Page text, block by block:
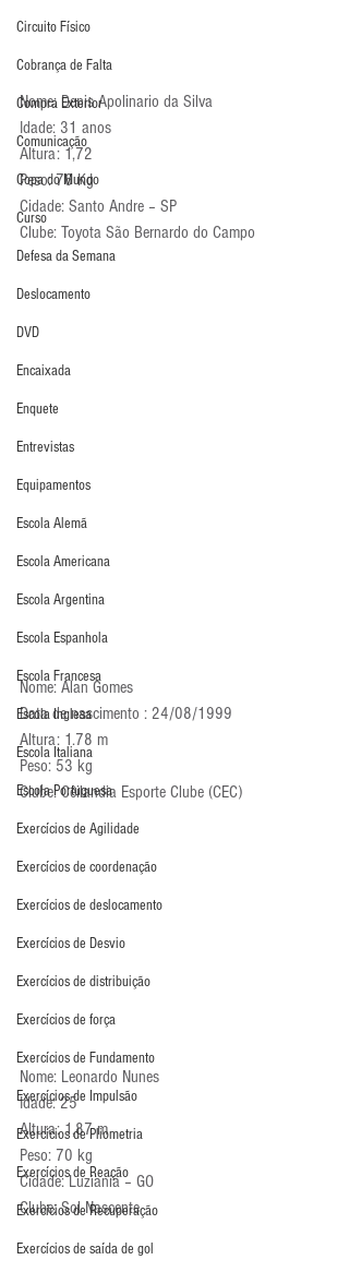
Circuito Físico
Cobrança de Falta
Compra Exterior
Comunicação
Copa do Mundo
Curso
Defesa da Semana
Deslocamento
DVD
Encaixada
Enquete
Entrevistas
Equipamentos
Escola Alemã
Escola Americana
Escola Argentina
Escola Espanhola
Escola Francesa
Escola Inglesa
Escola Italiana
Escola Portuguesa
Exercícios de Agilidade
Exercícios de coordenação
Exercícios de deslocamento
Exercícios de Desvio
Exercícios de distribuição
Exercícios de força
Exercícios de Fundamento
Exercícios de Impulsão
Exercícios de Pliometria
Exercícios de Reação
Exercícios de Recuperação
Exercícios de saída de gol
Nome: Denis Apolinario da Silva
Idade: 31 anos
Altura: 1,72
Peso: 76 Kg
Cidade: Santo Andre – SP
Clube: Toyota São Bernardo do Campo
Nome: Alan Gomes
Data de nascimento : 24/08/1999
Altura: 1.78 m
Peso: 53 kg
Clube: Cêilandia Esporte Clube (CEC)
Nome: Leonardo Nunes
Idade: 25
Altura: 1,87 m
Peso: 70 kg
Cidade: Luziania – GO
Clube: Sol Nascente